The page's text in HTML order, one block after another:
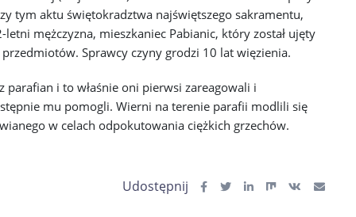
tym aktu świętokradztwa najświętszego sakramentu,
mężczyzna, mieszkaniec Pabianic, który został ujęty
Sprawcy czyny grodzi 10 lat więzienia.
parafian i to właśnie oni pierwsi zareagowali i
mu pomogli. Wierni na terenie parafii modlili się
w celach odpokutowania ciężkich grzechów.
Udostępnij